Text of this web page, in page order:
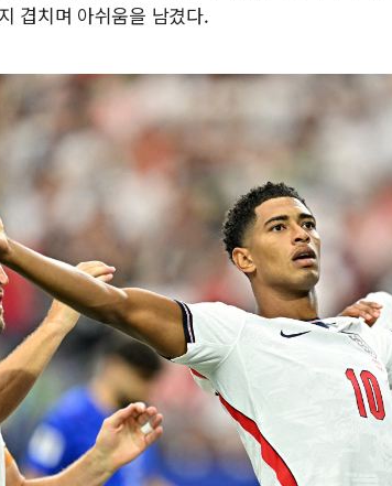
겹치며 아쉬움을 남겼다.